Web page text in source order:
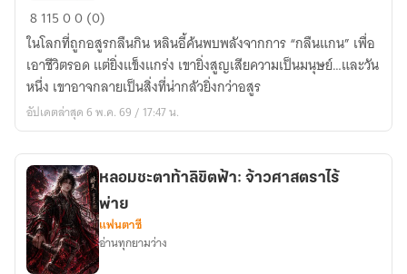
หลิว
อี้
ผู้
กลืน
กิน
สวรรค์
811500 (0)
ในโลกที่ถูกอสูรกลืนกิน หลินอี้ค้นพบพลังจากการ “กลืนแกน” เพื่อ
เอาชีวิตรอด แต่ยิ่งแข็งแกร่ง เขายิ่งสูญเสียความเป็นมนุษย์…และวัน
หนึ่ง เขาอาจกลายเป็นสิ่งที่น่ากลัวยิ่งกว่าอสูร
อัปเดตล่าสุด 6 พ.ค. 69 / 17:47 น.
หลอมชะตาท้าลิขิตฟ้า: จ้าวศาสตราไร้
พ่าย
แฟนตาซี
อ่านทุกยามว่าง